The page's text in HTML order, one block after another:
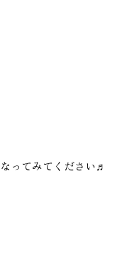
ってみてください♬